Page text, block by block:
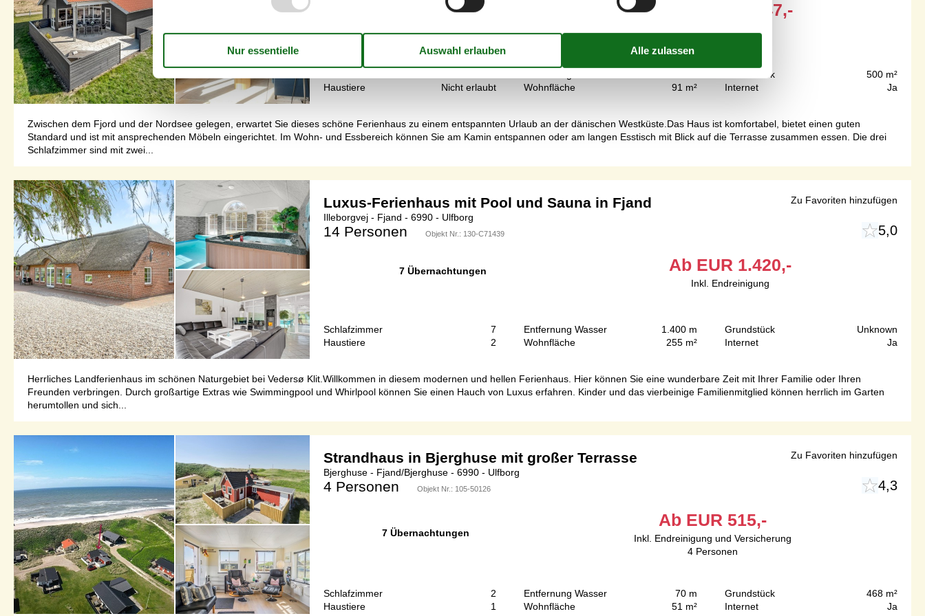
7 Übernachtungen 447,-
Haustiere
Nicht erlaubt
Wohnfläche
91 m²
Grundstück
500 m²
Internet
Ja
Zwischen dem Fjord und der Nordsee gelegen, erwartet Sie dieses schöne Ferienhaus zu einem entspannten Urlaub an der dänischen Westküste.Das Haus ist komfortabel, bietet einen guten
Standard und ist mit ansprechenden Möbeln eingerichtet. Im Wohn- und Essbereich können Sie am Kamin entspannen oder am langen Esstisch mit Blick auf die Terrasse zusammen essen. Die drei
Schlafzimmer sind mit zwei...
Luxus-Ferienhaus mit Pool und Sauna in Fjand
Illeborgvej - Fjand - 6990 - Ulfborg
14 Personen Objekt Nr.: 130-C71439 5,0
7 Übernachtungen Ab EUR 1.420,-
Inkl. Endreinigung
Schlafzimmer
7
Haustiere
2
Entfernung Wasser
1.400 m
Wohnfläche
255 m²
Grundstück
Unknown
Internet
Ja
Herrliches Landferienhaus im schönen Naturgebiet bei Vedersø Klit.Willkommen in diesem modernen und hellen Ferienhaus. Hier können Sie eine wunderbare Zeit mit Ihrer Familie oder Ihren
Freunden verbringen. Durch großartige Extras wie Swimmingpool und Whirlpool können Sie einen Hauch von Luxus erfahren. Kinder und das vierbeinige Familienmitglied können herrlich im Garten
herumtollen und sich...
Zu Favoriten hinzufügen
Strandhaus in Bjerghuse mit großer Terrasse
Bjerghuse - Fjand/Bjerghuse - 6990 - Ulfborg
4 Personen Objekt Nr.: 105-50126 4,3
7 Übernachtungen
Ab EUR 515,-
Inkl. Endreinigung und Versicherung
4 Personen
Schlafzimmer
2
Haustiere
1
Entfernung Wasser
70 m
Wohnfläche
51 m²
Grundstück
468 m²
Internet
Ja
Zu Favoriten hinzufügen